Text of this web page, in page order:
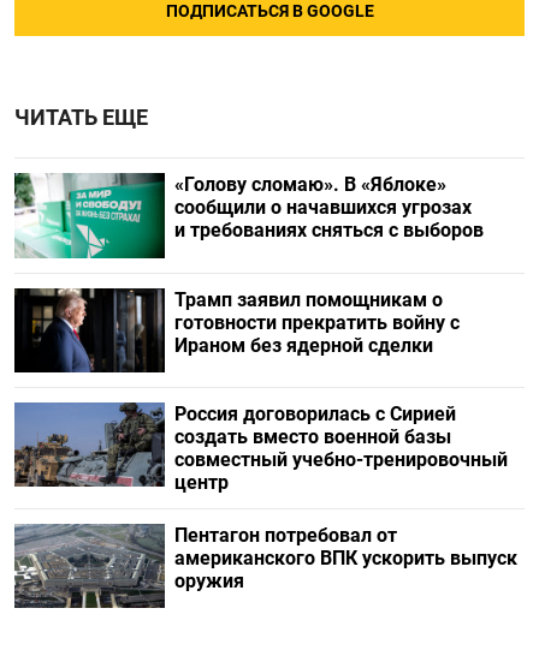
ПОДПИСАТЬСЯ В GOOGLE
ЧИТАТЬ ЕЩЕ
«Голову сломаю». В «Яблоке»
сообщили о начавшихся угрозах
и требованиях сняться с выборов
Трамп заявил помощникам о
готовности прекратить войну с
Ираном без ядерной сделки
Россия договорилась с Сирией
создать вместо военной базы
совместный учебно-тренировочный
центр
Пентагон потребовал от
американского ВПК ускорить выпуск
оружия